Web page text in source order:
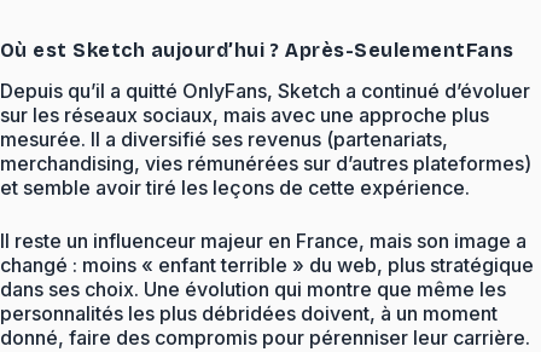
Où est Sketch aujourd’hui ? Après-SeulementFans
Depuis qu’il a quitté OnlyFans, Sketch a continué d’évoluer
sur les réseaux sociaux, mais avec une approche plus
mesurée. Il a diversifié ses revenus (partenariats,
merchandising, vies rémunérées sur d’autres plateformes)
et semble avoir tiré les leçons de cette expérience.
Il reste un influenceur majeur en France, mais son image a
changé : moins « enfant terrible » du web, plus stratégique
dans ses choix. Une évolution qui montre que même les
personnalités les plus débridées doivent, à un moment
donné, faire des compromis pour pérenniser leur carrière.